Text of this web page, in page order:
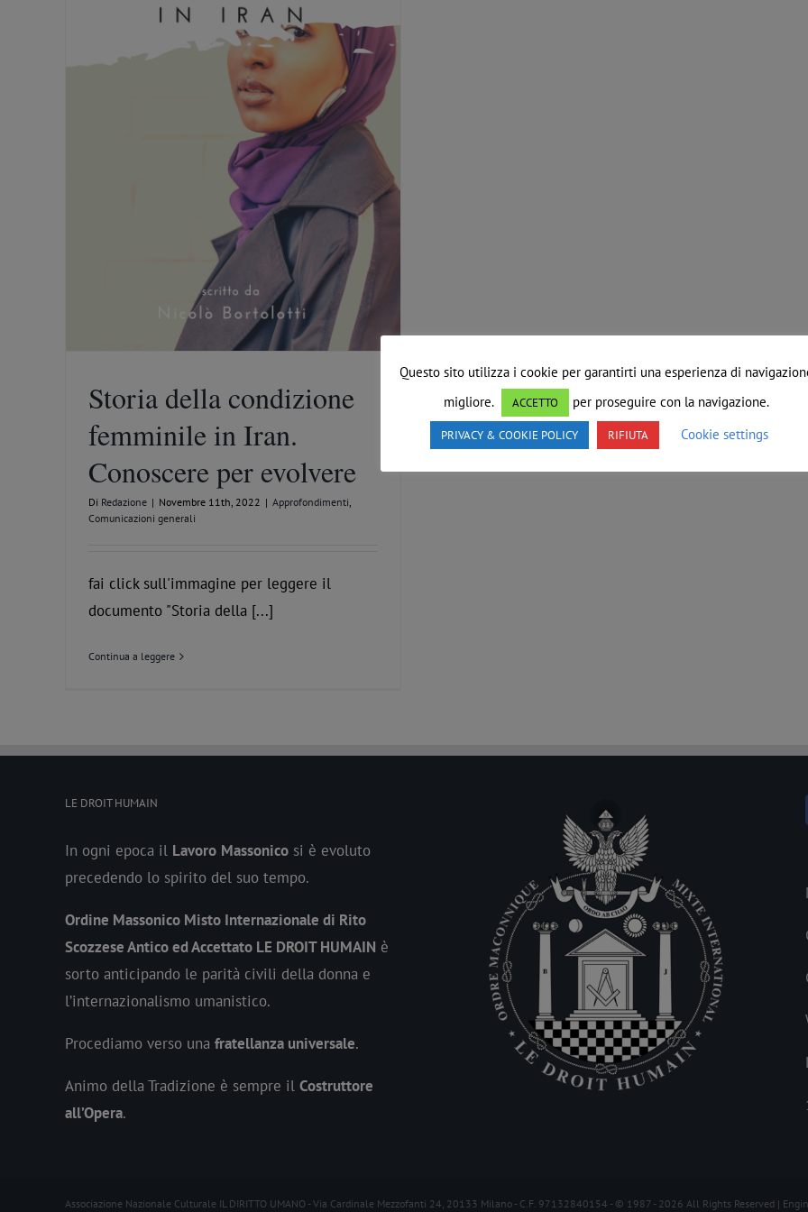
Storia della condizione
femminile in Iran.
Conoscere per evolvere
Di Redazione | Novembre 11th, 2022 | Approfondimenti,
Comunicazioni generali
fai click sull'immagine per leggere il
documento "Storia della [...]
Continua a leggere
LE DROIT HUMAIN
In ogni epoca il Lavoro Massonico si è evoluto
precedendo lo spirito del suo tempo.
Ordine Massonico Misto Internazionale di Rito
Scozzese Antico ed Accettato LE DROIT HUMAIN è
sorto anticipando le parità civili della donna e
l’internazionalismo umanistico.
Procediamo verso una fratellanza universale.
Animo della Tradizione è sempre il Costruttore
all’Opera.
Associazione Nazionale Culturale IL DIRITTO UMANO - Via Cardinale Mezzofanti 24, 20133 Milano - C.F. 97132840154 - © 1987 - 2026 All Rights Reserved |
Questo sito utilizza i cookie per garantirti una esperienza di
migliore.
ACCETTO per proseguire con la navigazione.
PRIVACY & COOKIE POLICY RIFIUTA Cookie settings